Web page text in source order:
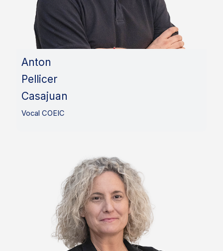
Anton
Pellicer
Casajuan
Vocal COEIC